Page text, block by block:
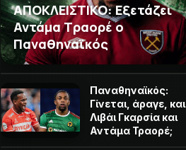
ΑΠΟΚΛΕΙΣΤΙΚΟ: Εξετάζει
Αντάμα Τραορέ ο
Παναθηναϊκός
Παναθηναϊκός:
Γίνεται, άραγε, και
Λιβάι Γκαρσία και
Αντάμα Τραορέ;